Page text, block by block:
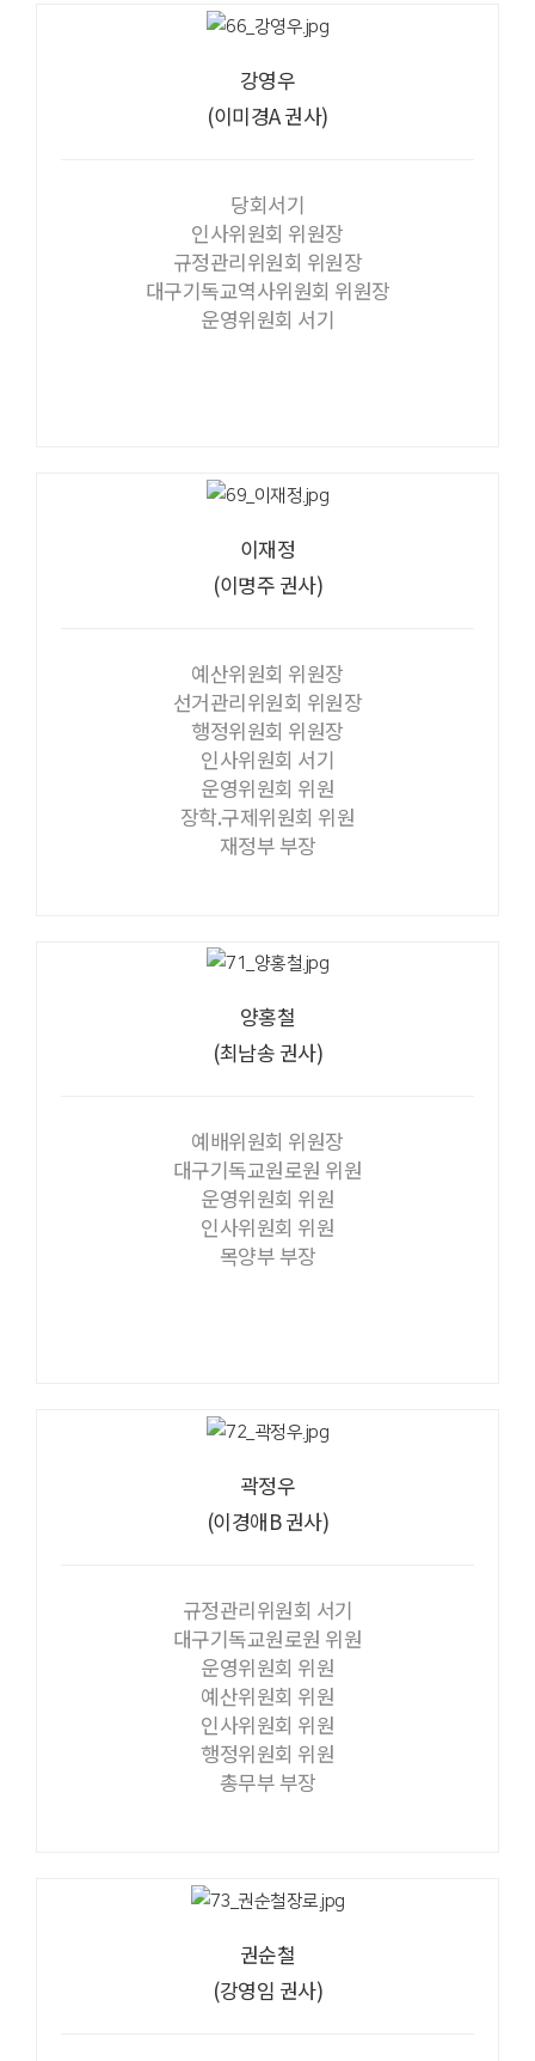
강영우
(이미경A 권사)
당회서기
인사위원회 위원장
규정관리위원회 위원장
대구기독교역사위원회 위원장
운영위원회 서기
이재정
(이명주 권사)
예산위원회 위원장
선거관리위원회 위원장
행정위원회 위원장
인사위원회 서기
운영위원회 위원
장학.구제위원회 위원
재정부 부장
양홍철
(최남송 권사)
예배위원회 위원장
대구기독교원로원 위원
운영위원회 위원
인사위원회 위원
목양부 부장
곽정우
(이경애B 권사)
규정관리위원회 서기
대구기독교원로원 위원
운영위원회 위원
예산위원회 위원
인사위원회 위원
행정위원회 위원
총무부 부장
권순철
(강영임 권사)